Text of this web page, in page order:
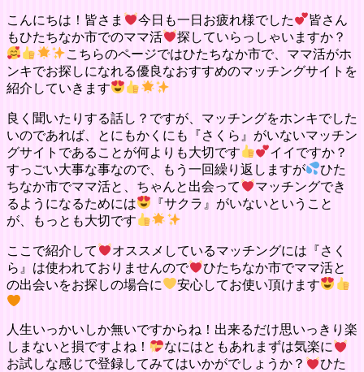
こんにちは！皆さま 今日も一日お疲れ様でした
皆さん
もひたちなか市でのママ活
探していらっしゃいますか？
こちらのページではひたちなか市で、ママ活がホ
ンキでお探しになれる優良なおすすめのマッチングサイトを
紹介していきます
良く聞いたりする話し？ですが、マッチングをホンキでした
いのであれば、とにもかくにも『さくら』がいないマッチン
グサイトであることが何よりも大切です
イイですか？
すっごい大事な事なので、もう一回繰り返しますが
ひた
ちなか市でママ活と、ちゃんと出会って
マッチングでき
るようになるためには
『サクラ』がいないということ
が、もっとも大切です
ここで紹介して
オススメしているマッチングには『さく
ら』は使われておりませんので
ひたちなか市でママ活と
の出会いをお探しの場合に
安心してお使い頂けます
人生いっかいしか無いですからね！出来るだけ思いっきり楽
しまないと損ですよね！
なにはともあれまずは気楽に
お試しな感じで登録してみてはいかがでしょうか？
ひた